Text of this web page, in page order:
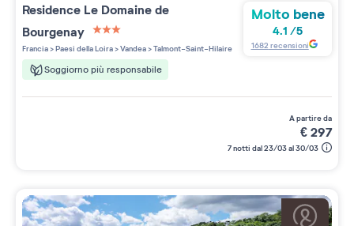
Residence Le Domaine de
Bourgenay
3 étoiles sur 5
Francia>Paesi della Loira>Vandea>Talmont-Saint-Hilaire
Soggiorno più responsabile
Molto bene
4.1 /5
1682 recensioni
a partire da
€297
7 notti dal 23/03 al 30/03